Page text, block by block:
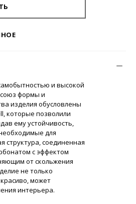
и высокой
формы и
изделия обусловлены
которые позволили
ему устойчивость,
для
структура, соединенная
с эффектом
от скольжения
не только
может
интерьера.